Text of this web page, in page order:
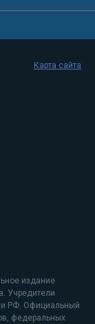
издание
Учредители
РФ. Официальный
федеральных
Карта сайта